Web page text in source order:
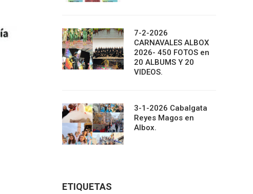
7-2-2026
CARNAVALES ALBOX
2026- 450 FOTOS en
20 ALBUMS Y 20
VIDEOS.
3-1-2026 Cabalgata
Reyes Magos en
Albox.
ETIQUETAS